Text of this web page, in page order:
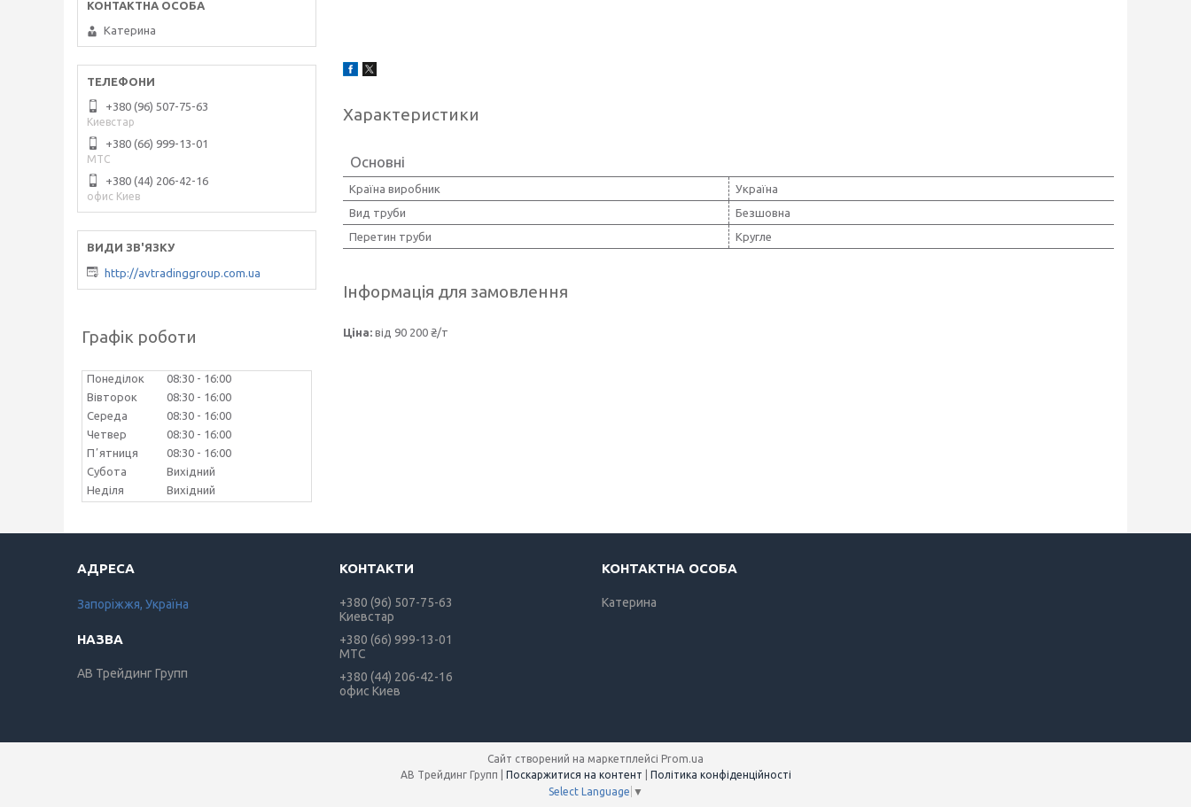
Характеристики
Основні
Країна виробник
Україна
Вид труби
Безшовна
Перетин труби
Кругле
Інформація для замовлення
Ціна: від 90 200 ₴/т
Катерина
+380 (96) 507-75-63
Киевстар
+380 (66) 999-13-01
МТС
+380 (44) 206-42-16
офис Киев
http://avtradinggroup.com.ua
Графік роботи
Понеділок 08:30
16:00
Вівторок
08:30
16:00
Середа
08:30
16:00
Четвер
08:30
16:00
Пʼятниця
08:30
16:00
Субота
Вихідний
Неділя
Вихідний
Запоріжжя, Україна
АВ Трейдинг Групп
+380 (96) 507-75-63
Киевстар
+380 (66) 999-13-01
МТС
+380 (44) 206-42-16
офис Киев
Катерина
Сайт створений на маркетплейсі Prom.ua
Поскаржитися на контент
Політика конфіденційності
Select Language ▼